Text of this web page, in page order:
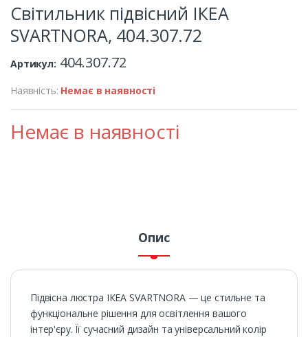
Світильник підвісний ІКЕА
SVARTNORA, 404.307.72
Артикул: 404.307.72
Наявність: Немає в наявності
Немає в наявності
Опис
Підвісна люстра ІКЕА SVARTNORA — це стильне та
функціональне рішення для освітлення вашого
інтер'єру. Її сучасний дизайн та універсальний колір